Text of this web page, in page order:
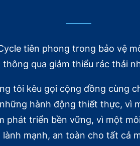
mô hình
kinh tế
tuần hoàn,
rác thải
nhựa
Đọc tiếp
Những
“Chiến
binh xanh”
trình 5
năm hồi
sinh rác
thải nhựa
tiên phong trong bảo vệ
thông qua giảm thiểu rác thải
tôi kêu gọi cộng đồng cùng
hành động thiết thực, vì
phát triển bền vững, vì một
lành mạnh, an toàn cho tất cả